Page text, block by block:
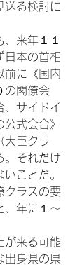
送る検討に
来年１１
日本の首相
前に《国内
の閣僚会
、サイドイ
式会合》
大臣クラ
。それだけ
ことだ。
クラスの要
、年に１～
が来る可能
出身県の県